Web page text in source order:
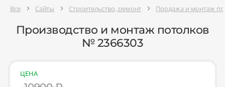
Все Сайты Строительство, ремонт Продажа и монтаж
Производство и монтаж потолков
№ 2366303
ЦЕНА